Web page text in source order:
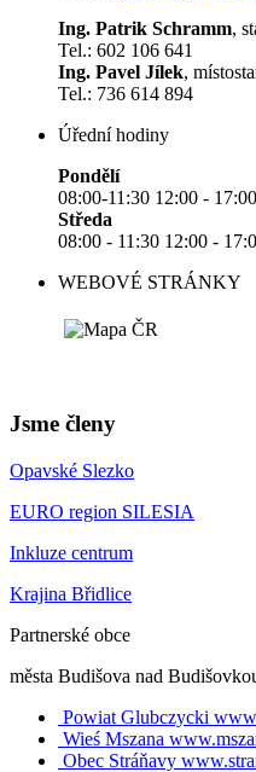
Ing. Patrik Schramm,
Tel.: 602 106 641
Ing. Pavel Jílek,
Tel.: 736 614 894
Úřední hodiny
Pondělí
08:00-11:30 12:00 - 17:00
Středa
08:00 - 11:30 12:00 -
WEBOVÉ STRÁNKY
Jsme členy
Opavské Slezko
EURO region SILESIA
Inkluze centrum
Krajina Břidlice
Partnerské obce
města Budišova nad
Powiat Glubczycki
Wieś Mszana
Obec Stráňavy